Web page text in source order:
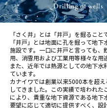
Drilling of wells
「さく井」とは「井戸」を掘ること
「井戸」とは地面に孔を掘って地下
施設です。一口に井戸と言っても、
用、消雪用および工業用等様々な用
また、近年では熱源としての地下水
ています。
カナイワでは創業以来5000本を超
してきました。この実績で培われた
により、貴重な地下資源である地下
要望に応じて適切に提供すべく、設